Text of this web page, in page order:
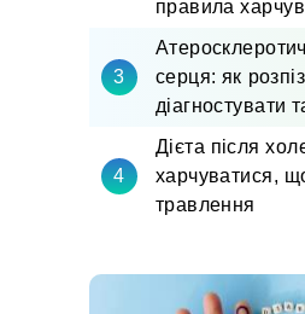
правила
серця: як
діагностувати
Дієта після
харчуватися,
травлення